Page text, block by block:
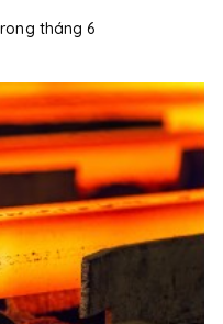
tháng 6